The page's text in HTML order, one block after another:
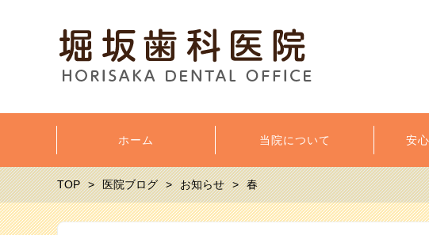
ホーム 当院について 安
TOP 医院ブログ お知らせ 春